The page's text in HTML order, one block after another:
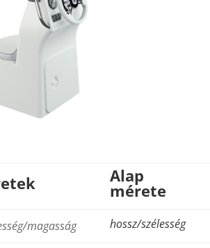
Alap
mérete
magasság hossz/szélesség